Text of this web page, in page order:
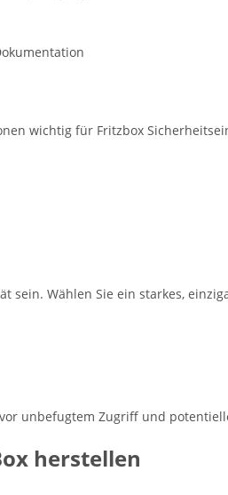
wichtig für Fritzbox
sein. Wählen Sie ein starkes,
unbefugtem Zugriff und
herstellen